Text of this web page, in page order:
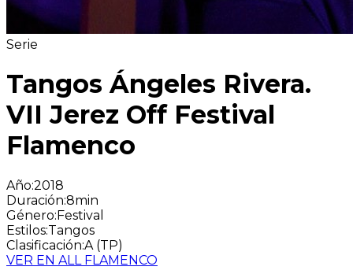
Serie
Tangos Ángeles Rivera.
VII Jerez Off Festival
Flamenco
Año:2018
Duración:8min
Género:Festival
Estilos:Tangos
Clasificación:A (TP)
VER EN ALL FLAMENCO